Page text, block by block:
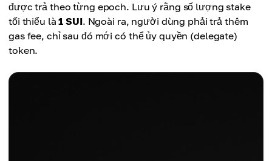
được trả theo từng epoch. Lưu ý rằng số lượng stake
tối thiểu là1 SUI. Ngoài ra, người dùng phải trả thêm
gas fee, chỉ sau đó mới có thể ủy quyền (delegate)
token.